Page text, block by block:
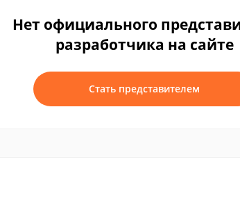
Нет официального
разработчика на сайте
Стать представителем